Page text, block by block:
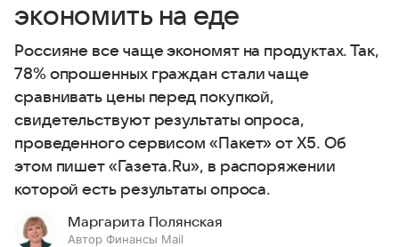
экономить на еде
Россияне все чаще экономят на продуктах. Так,
78% опрошенных граждан стали чаще
сравнивать цены перед покупкой,
свидетельствуют результаты опроса,
проведенного сервисом «Пакет» от X5. Об
этом пишет «Газета.Ru», в распоряжении
которой есть результаты опроса.
Маргарита Полянская
Автор Финансы Mail